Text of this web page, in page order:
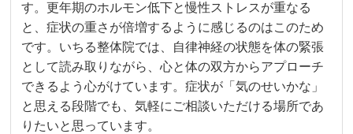
す。更年期のホルモン低下と慢性ストレスが重なる
と、症状の重さが倍増するように感じるのはこのため
です。いちる整体院では、自律神経の状態を体の緊張
として読み取りながら、心と体の双方からアプローチ
できるよう心がけています。症状が「気のせいかな」
と思える段階でも、気軽にご相談いただける場所であ
りたいと思っています。